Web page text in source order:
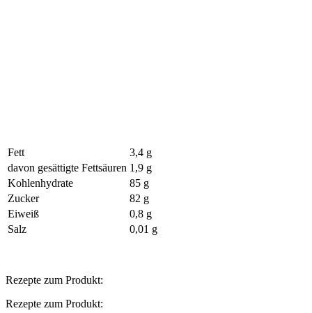
Fett
3,4 g
davon gesättigte Fettsäuren 1,9 g
Kohlenhydrate
85 g
Zucker
82 g
Eiweiß
0,8 g
Salz
0,01 g
Rezepte zum Produkt:
Rezepte zum Produkt: